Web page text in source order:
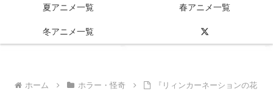
夏アニメ一覧 春アニメ一覧
冬アニメ一覧
ホーム ホラー・怪奇
『リィンカーネーションの花